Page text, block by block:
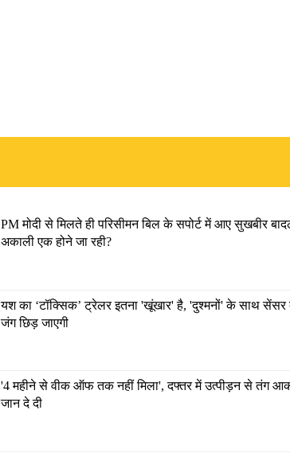
PM मोदी से मिलते ही परिसीमन बिल के सपोर्ट में आए सुखबीर
अकाली एक होने जा रही?
यश का ‘टॉक्सिक’ ट्रेलर इतना 'खूंखार' है, 'दुश्मनों' के साथ सेंसर
जंग छिड़ जाएगी
'4 महीने से वीक ऑफ तक नहीं मिला', दफ्तर में उत्पीड़न से तंग
जान दे दी